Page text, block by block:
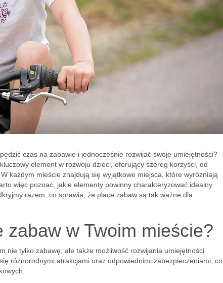
czas na zabawie i jednocześnie rozwijać swoje umiejętności?
element w rozwoju dzieci, oferujący szereg korzyści, od
każdym mieście znajdują się wyjątkowe miejsca, które wyróżniają
więc poznać, jakie elementy powinny charakteryzować idealny
razem, co sprawia, że place zabaw są tak ważne dla
w Twoim mieście?
nie tylko zabawę, ale także możliwość rozwijania umiejętności
różnorodnymi atrakcjami oraz odpowiednimi zabezpieczeniami, co